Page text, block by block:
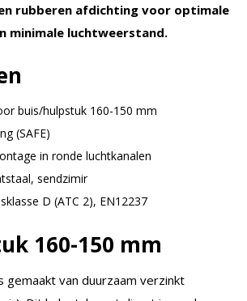
rubberen afdichting voor optimale
minimale luchtweerstand.
buis/hulpstuk 160-150 mm
(SAFE)
in ronde luchtkanalen
sendzimir
D (ATC 2), EN12237
160-150 mm
gemaakt van duurzaam verzinkt